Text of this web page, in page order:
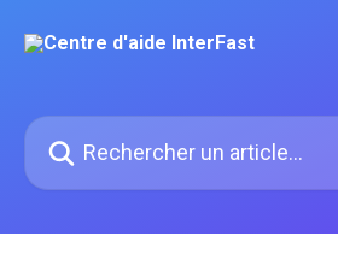
Rechercher un article...